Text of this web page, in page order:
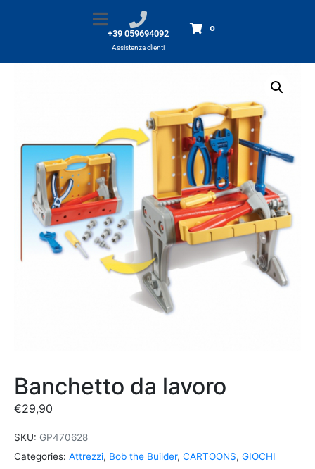
+39 059694092
Assistenza clienti
0
Prodotti Banchetto da lavoro
Banchetto da lavoro
€29,90
SKU: GP470628
Categories: Attrezzi, Bob the Builder, CARTOONS, GIOCHI